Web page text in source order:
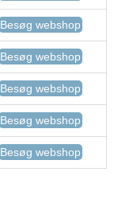
Besøg webshop
Besøg webshop
Besøg webshop
Besøg webshop
Besøg webshop